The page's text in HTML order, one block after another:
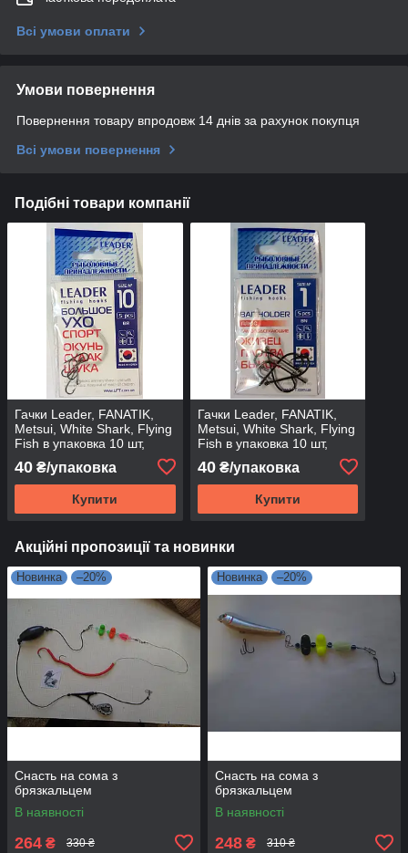
Всі умови оплати
Умови повернення
Повернення товару впродовж 14 днів за рахунок покупця
Всі умови повернення
Подібні товари компанії
Гачки Leader, FANATIK,
Metsui, White Shark, Flying
Fish в упаковка 10 шт,
40 ₴/упаковка
Купити
Гачки Leader, FANATIK,
Metsui, White Shark, Flying
Fish в упаковка 10 шт,
BAITHOLDER (Плюс), 10
40₴/упаковка
Купити
Акційні пропозиції та новинки
Новинка –20%
Снасть на сома з
брязкальцем
В наявності
264 ₴ 330 ₴
Новинка –20%
Снасть на сома з
брязкальцем
В наявності
248 ₴ 310 ₴